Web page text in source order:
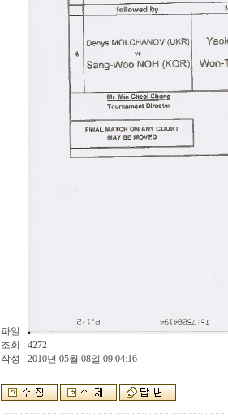
파일 :
조회 : 4272
작성 : 2010년 05월 08일 09:04:16